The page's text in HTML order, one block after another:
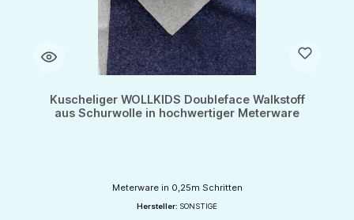
Kuscheliger WOLLKIDS Doubleface Walkstoff
aus Schurwolle in hochwertiger Meterware
Meterware in 0,25m Schritten
Hersteller: SONSTIGE